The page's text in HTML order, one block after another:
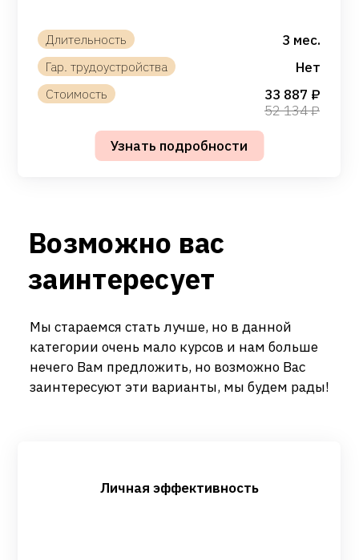
3 мес.
Нет
33 887
52 134
Возможно вас
заинтересует
Мы стараемся стать лучше, но в данной
категории очень мало курсов и нам больше
нечего Вам предложить, но возможно Вас
заинтересуют эти варианты, мы будем рады!
Личная эффективность